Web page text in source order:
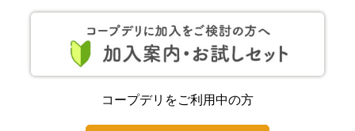
コープデリをご利用中の方